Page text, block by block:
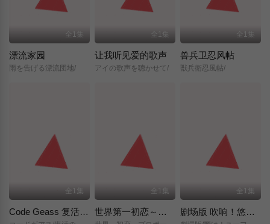
全1集
漂流家园
雨を告げる漂流団地/
全1集
让我听见爱的歌声
アイの歌声を聴かせて/
全1集
兽兵卫忍风帖
獣兵衛忍風帖/
全1集
Code Geass 复活的鲁路修
全1集
世界第一初恋～求婚篇～
全1集
剧场版 吹响！悠风号～想要传达的旋律～